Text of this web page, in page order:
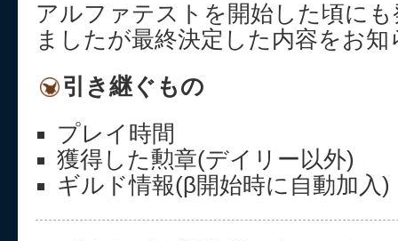
アルファテストを開始した頃に
ましたが最終決定した内容をお
引き継ぐもの
プレイ時間
獲得した勲章(デイリー以外)
ギルド情報(β開始時に自動加入)